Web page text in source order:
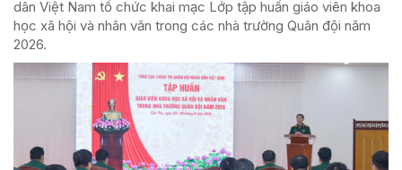
dân Việt Nam tổ chức khai mạc Lớp tập huấn giáo viên khoa
học xã hội và nhân văn trong các nhà trường Quân đội năm
2026.